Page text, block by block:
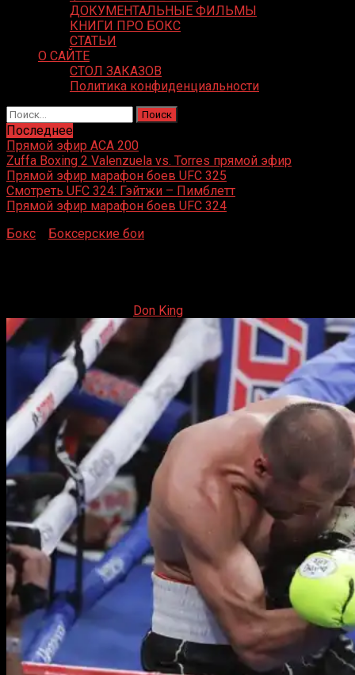
ДОКУМЕНТАЛЬНЫЕ ФИЛЬМЫ
КНИГИ ПРО БОКС
СТАТЬИ
О САЙТЕ
СТОЛ ЗАКАЗОВ
Политика конфиденциальности
Найти:
Последнее
Прямой эфир ACA 200
Zuffa Boxing 2 Valenzuela vs. Torres прямой эфир
Прямой эфир марафон боев UFC 325
Смотреть UFC 324: Гэйтжи – Пимблетт
Прямой эфир марафон боев UFC 324
Бокс
Боксерские бои
Don King